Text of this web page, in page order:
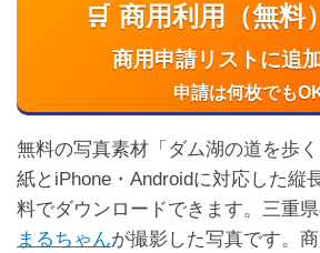
🛒 商用利用（無料
商用申請リストに追
申請は何枚でも
無料の写真素材「ダム湖の道を歩
紙とiPhone・Androidに対応した縦
料でダウンロードできます。三重
まるちゃんが撮影した写真です。